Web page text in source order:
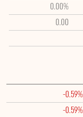
0.00%
0.00
-0.59%
-0.59%